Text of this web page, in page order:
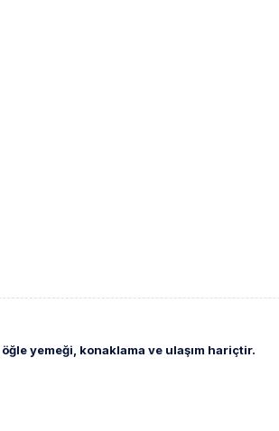
yemeği, konaklama ve ulaşım hariçtir.